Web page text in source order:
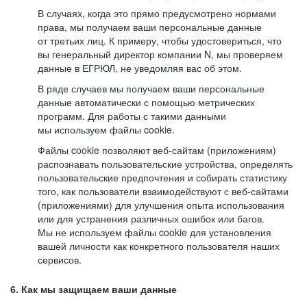
В случаях, когда это прямо предусмотрено нормами
права, мы получаем ваши персональные данные
от третьих лиц. К примеру, чтобы удостовериться, что
вы генеральный директор компании N, мы проверяем
данные в ЕГРЮЛ, не уведомляя вас об этом.
В ряде случаев мы получаем ваши персональные
данные автоматически с помощью метрических
программ. Для работы с такими данными
мы используем файлы cookie.
Файлы cookie позволяют веб-сайтам (приложениям)
распознавать пользовательские устройства, определять
пользовательские предпочтения и собирать статистику
того, как пользователи взаимодействуют с веб-сайтами
(приложениями) для улучшения опыта использования
или для устранения различных ошибок или багов.
Мы не используем файлы cookie для установления
вашей личности как конкретного пользователя наших
сервисов.
6. Как мы защищаем ваши данные